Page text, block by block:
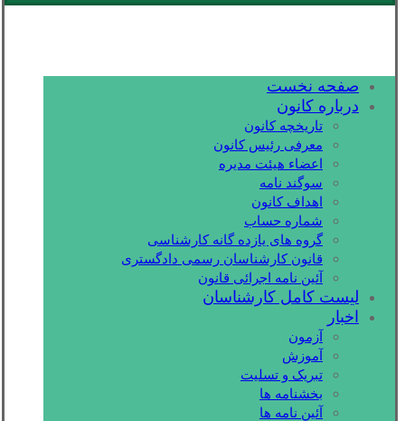
صفحه نخست
درباره کانون
تاریخچه کانون
معرفی رئیس کانون
اعضاء هیئت مدیره
سوگند نامه
اهداف کانون
شماره حساب
گروه های یازده گانه کارشناسی
قانون کارشناسان رسمی دادگستری
آئین نامه اجرائی قانون
لیست کامل کارشناسان
اخبار
آزمون
آموزش
تبریک و تسلیت
بخشنامه ها
آئین نامه ها